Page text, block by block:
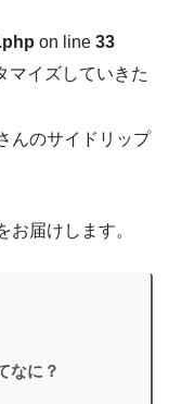
on line 33
マイズしていきた
んのサイドリップ
届けします。
なに？